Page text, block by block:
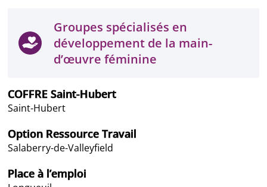
Groupes spécialisés en
développement de la main-
d’œuvre féminine
COFFRE Saint-Hubert
Saint-Hubert
Option Ressource Travail
Salaberry-de-Valleyfield
Place à l’emploi